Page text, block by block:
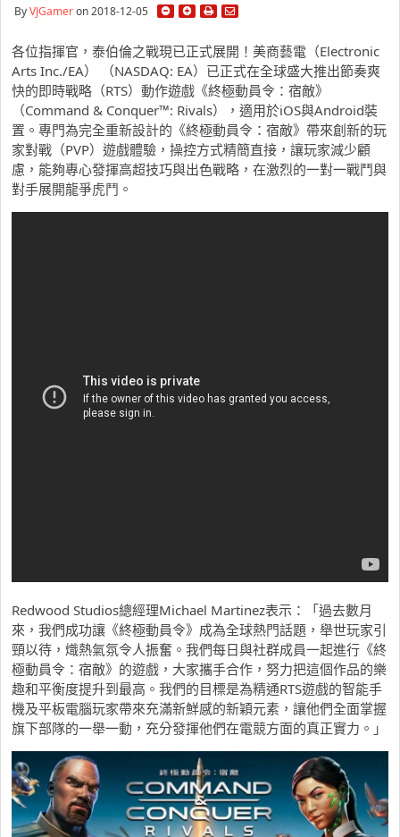
ByVJGameron 2018-12-05
各位指揮官，泰伯倫之戰現已正式展開！美商藝電（Electronic
Arts Inc./EA） （NASDAQ: EA）已正式在全球盛大推出節奏爽
快的即時戰略（RTS）動作遊戲《終極動員令：宿敵》
（Command & Conquer™: Rivals），適用於iOS與Android裝
置。專門為完全重新設計的《終極動員令：宿敵》帶來創新的玩
家對戰（PVP）遊戲體驗，操控方式精簡直接，讓玩家減少顧
慮，能夠專心發揮高超技巧與出色戰略，在激烈的一對一戰鬥與
對手展開龍爭虎鬥。
Redwood Studios總經理Michael Martinez表示：「過去數月
來，我們成功讓《終極動員令》成為全球熱門話題，舉世玩家引
頸以待，熾熱氣氛令人振奮。我們每日與社群成員一起進行《終
極動員令：宿敵》的遊戲，大家攜手合作，努力把這個作品的樂
趣和平衡度提升到最高。我們的目標是為精通RTS遊戲的智能手
機及平板電腦玩家帶來充滿新鮮感的新穎元素，讓他們全面掌握
旗下部隊的一舉一動，充分發揮他們在電競方面的真正實力。」